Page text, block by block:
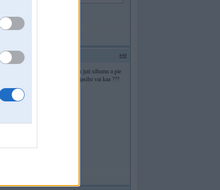
#49
nepashi pie spogulja pieliec roku juti siltumu a pie
va ivinjsam ir knapi knapi jasilst vai kaa ???